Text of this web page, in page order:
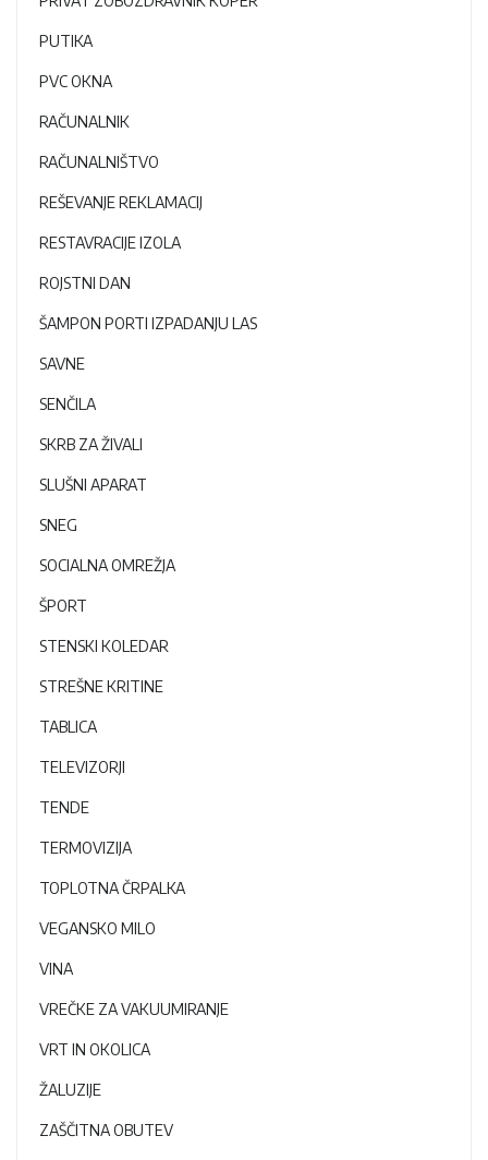
PUTIKA
PVC OKNA
RAČUNALNIK
RAČUNALNIŠTVO
REŠEVANJE REKLAMACIJ
RESTAVRACIJE IZOLA
ROJSTNI DAN
ŠAMPON PORTI IZPADANJU LAS
SAVNE
SENČILA
SKRB ZA ŽIVALI
SLUŠNI APARAT
SNEG
SOCIALNA OMREŽJA
ŠPORT
STENSKI KOLEDAR
STREŠNE KRITINE
TABLICA
TELEVIZORJI
TENDE
TERMOVIZIJA
TOPLOTNA ČRPALKA
VEGANSKO MILO
VINA
VREČKE ZA VAKUUMIRANJE
VRT IN OKOLICA
ŽALUZIJE
ZAŠČITNA OBUTEV